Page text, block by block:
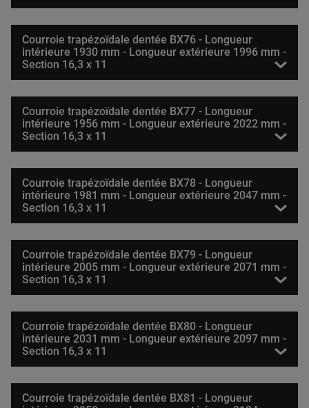
Courroie trapézoïdale dentée BX76 - Longueur
intérieure 1930 mm - Longueur extérieure 1996 mm -
Section 16,3 x 11
Courroie trapézoïdale dentée BX77 - Longueur
intérieure 1956 mm - Longueur extérieure 2022 mm -
Section 16,3 x 11
Courroie trapézoïdale dentée BX78 - Longueur
intérieure 1981 mm - Longueur extérieure 2047 mm -
Section 16,3 x 11
Courroie trapézoïdale dentée BX79 - Longueur
intérieure 2005 mm - Longueur extérieure 2071 mm -
Section 16,3 x 11
Courroie trapézoïdale dentée BX80 - Longueur
intérieure 2031 mm - Longueur extérieure 2097 mm -
Section 16,3 x 11
Courroie trapézoïdale dentée BX81 - Longueur